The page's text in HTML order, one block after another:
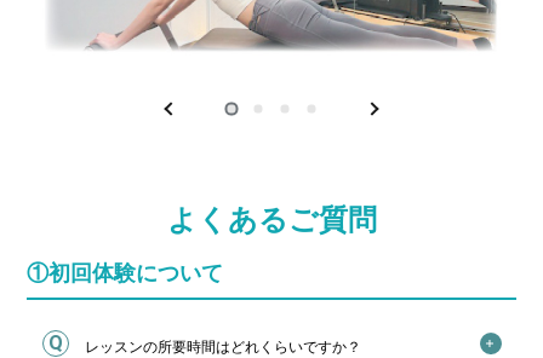
よくあるご質問
①初回体験について
レッスンの所要時間はどれくらいですか？